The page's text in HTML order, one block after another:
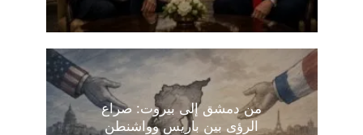
من دمشق إلى بيروت: صراع
الرؤى بين باريس وواشنطن